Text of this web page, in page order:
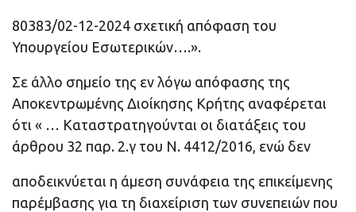
80383/02-12-2024 σχετική απόφαση του
Υπουργείου Εσωτερικών….».
Σε άλλο σημείο της εν λόγω απόφασης της
Αποκεντρωμένης Διοίκησης Κρήτης αναφέρεται
ότι « … Καταστρατηγούνται οι διατάξεις του
άρθρου 32 παρ. 2.γ του Ν. 4412/2016, ενώ δεν
αποδεικνύεται η άμεση συνάφεια της επικείμενης
παρέμβασης για τη διαχείριση των συνεπειών που